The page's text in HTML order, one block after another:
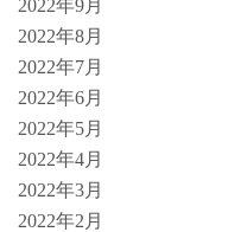
2022年9月
2022年8月
2022年7月
2022年6月
2022年5月
2022年4月
2022年3月
2022年2月